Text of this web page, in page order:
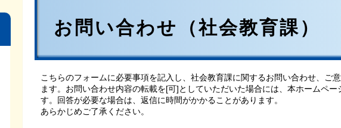
お問い合わせ（社会教育課）
こちらのフォームに必要事項を記入し、社会教育課に関するお問い合わせ、ご
ます。お問い合わせ内容の転載を[可]としていただいた場合には、本ホームペ
す。回答が必要な場合は、返信に時間がかかることがあります。
あらかじめご了承ください。